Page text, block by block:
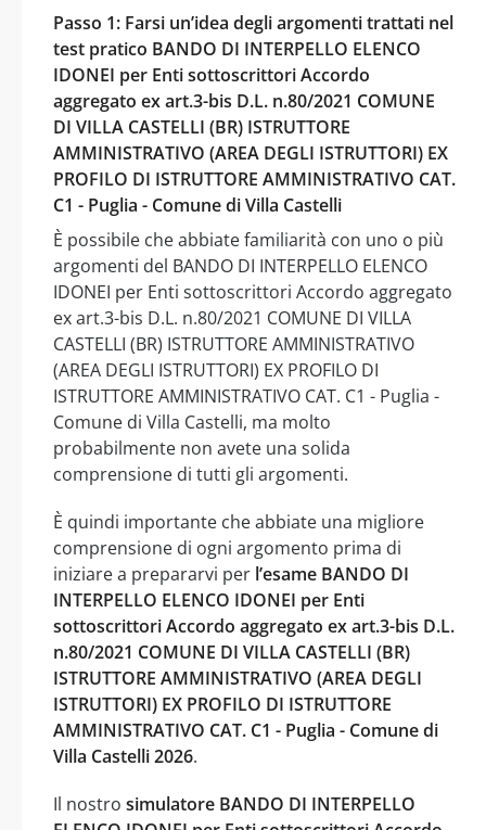
Passo 1: Farsi un’idea degli argomenti trattati nel
test pratico BANDO DI INTERPELLO ELENCO
IDONEI per Enti sottoscrittori Accordo
aggregato ex art.3-bis D.L. n.80/2021 COMUNE
DI VILLA CASTELLI (BR) ISTRUTTORE
AMMINISTRATIVO (AREA DEGLI ISTRUTTORI) EX
PROFILO DI ISTRUTTORE AMMINISTRATIVO CAT.
C1 - Puglia - Comune di Villa Castelli
È possibile che abbiate familiarità con uno o più
argomenti del BANDO DI INTERPELLO ELENCO
IDONEI per Enti sottoscrittori Accordo aggregato
ex art.3-bis D.L. n.80/2021 COMUNE DI VILLA
CASTELLI (BR) ISTRUTTORE AMMINISTRATIVO
(AREA DEGLI ISTRUTTORI) EX PROFILO DI
ISTRUTTORE AMMINISTRATIVO CAT. C1 - Puglia -
Comune di Villa Castelli, ma molto
probabilmente non avete una solida
comprensione di tutti gli argomenti.
È quindi importante che abbiate una migliore
comprensione di ogni argomento prima di
iniziare a prepararvi per l’esame BANDO DI
INTERPELLO ELENCO IDONEI per Enti
sottoscrittori Accordo aggregato ex art.3-bis D.L.
n.80/2021 COMUNE DI VILLA CASTELLI (BR)
ISTRUTTORE AMMINISTRATIVO (AREA DEGLI
ISTRUTTORI) EX PROFILO DI ISTRUTTORE
AMMINISTRATIVO CAT. C1 - Puglia - Comune di
Villa Castelli 2026.
Il nostro simulatore BANDO DI INTERPELLO